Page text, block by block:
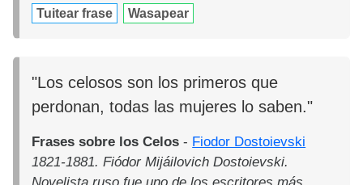
Tuitear frase Wasapear
"Los celosos son los primeros que
perdonan, todas las mujeres lo saben."
Frases sobre los Celos - Fiodor Dostoievski
1821-1881. Fiódor Mijáilovich Dostoievski.